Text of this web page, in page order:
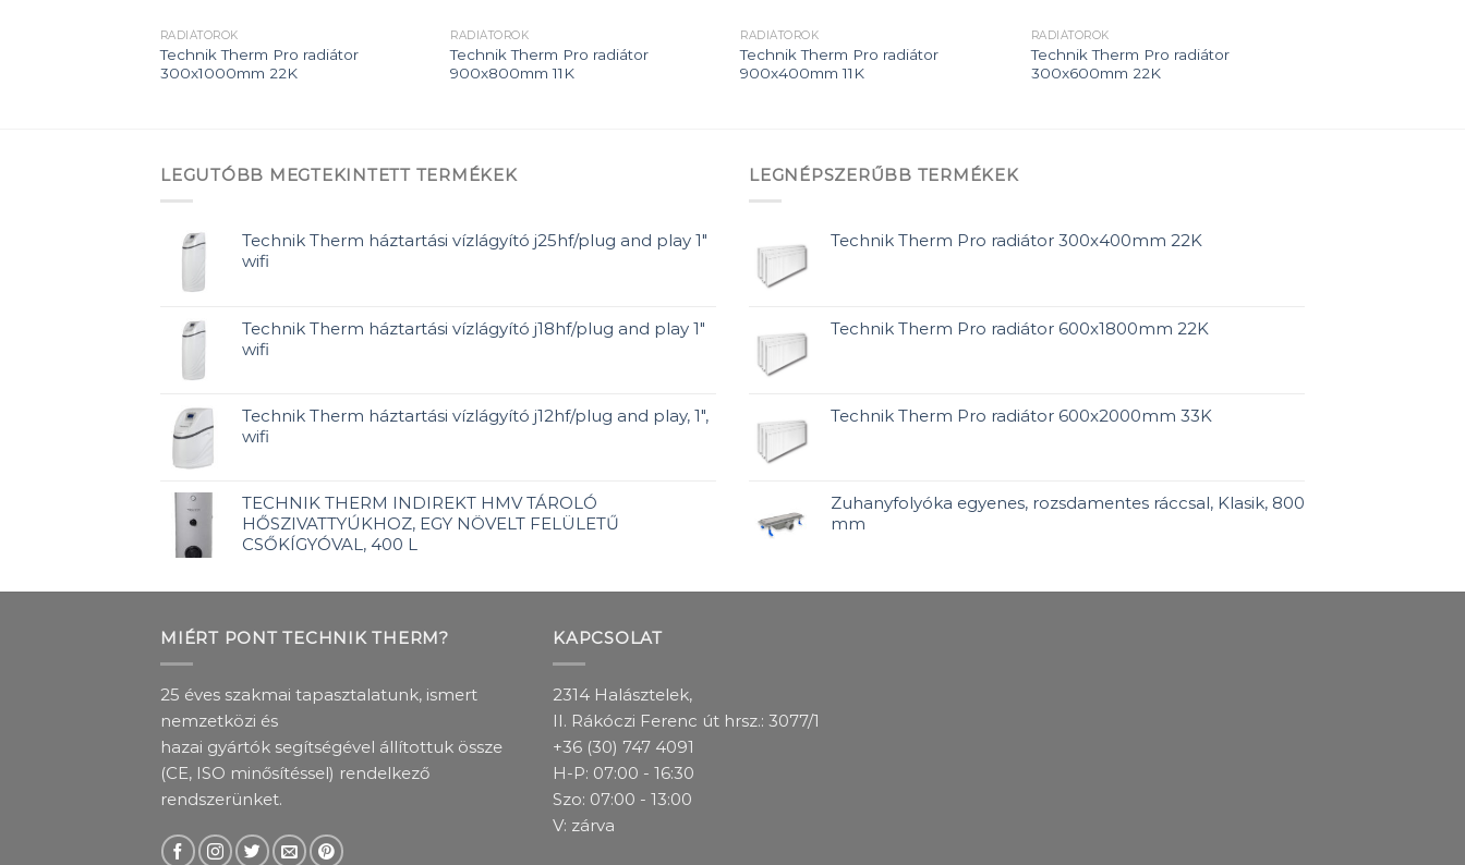
RADIÁTOROK
Technik Therm Pro radiátor
300x1000mm 22K
RADIÁTOROK
Technik Therm Pro radiátor
900x800mm 11K
RADIÁTOROK
Technik Therm Pro radiátor
900x400mm 11K
RADIÁTOROK
Technik Therm Pro radiátor
300x600mm 22K
LEGUTÓBB MEGTEKINTETT TERMÉKEK
Technik Therm háztartási vízlágyító j25hf/plug and play 1"
wifi
Technik Therm háztartási vízlágyító j18hf/plug and play 1"
wifi
Technik Therm háztartási vízlágyító j12hf/plug and play, 1",
wifi
TECHNIK THERM INDIREKT HMV TÁROLÓ
HŐSZIVATTYÚKHOZ, EGY NÖVELT FELÜLETŰ
CSŐKÍGYÓVAL, 400 L
LEGNÉPSZERŰBB TERMÉKEK
Technik Therm Pro radiátor 300x400mm 22K
Technik Therm Pro radiátor 600x1800mm 22K
Technik Therm Pro radiátor 600x2000mm 33K
Zuhanyfolyóka egyenes, rozsdamentes ráccsal, Klasik, 800
mm
MIÉRT PONT TECHNIK THERM?
25 éves szakmai tapasztalatunk, ismert
nemzetközi és
hazai gyártók segítségével állítottuk össze
(CE, ISO minősítéssel) rendelkező
rendszerünket.
KAPCSOLAT
2314 Halásztelek,
II. Rákóczi Ferenc út hrsz.: 3077/1
+36 (30) 747 4091
H-P: 07:00 - 16:30
Szo: 07:00 - 13:00
V: zárva